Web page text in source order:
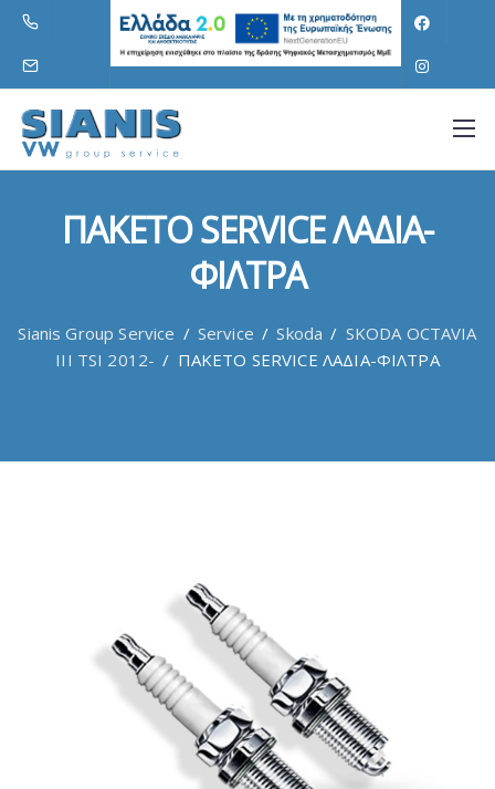
ΠΑΚΕΤΟ SERVICE ΛΑΔΙΑ-
ΦΙΛΤΡΑ
Sianis Group Service / Service / Skoda / SKODA OCTAVIA
III TSI 2012- / ΠΑΚΕΤΟ SERVICE ΛΑΔΙΑ-ΦΙΛΤΡΑ